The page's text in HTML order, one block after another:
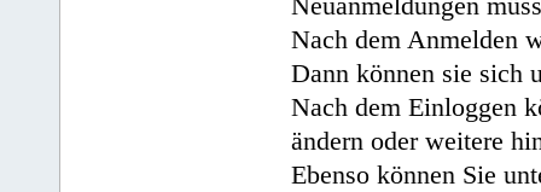
Neuanmeldungen
Nach dem Anmelden
Dann können sie sich
Nach dem Einloggen
ändern oder weitere
Ebenso können Sie